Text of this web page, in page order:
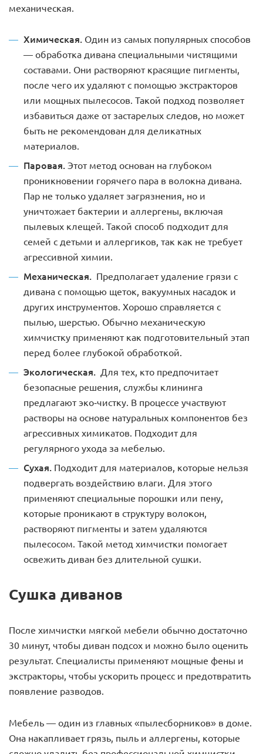
механическая.
Химическая. Один из самых популярных способов
— обработка дивана специальными чистящими
составами. Они растворяют красящие пигменты,
после чего их удаляют с помощью экстракторов
или мощных пылесосов. Такой подход позволяет
избавиться даже от застарелых следов, но может
быть не рекомендован для деликатных
материалов.
Паровая. Этот метод основан на глубоком
проникновении горячего пара в волокна дивана.
Пар не только удаляет загрязнения, но и
уничтожает бактерии и аллергены, включая
пылевых клещей. Такой способ подходит для
семей с детьми и аллергиков, так как не требует
агрессивной химии.
Механическая. Предполагает удаление грязи с
дивана с помощью щеток, вакуумных насадок и
других инструментов. Хорошо справляется с
пылью, шерстью. Обычно механическую
химчистку применяют как подготовительный этап
перед более глубокой обработкой.
Экологическая. Для тех, кто предпочитает
безопасные решения, службы клининга
предлагают эко-чистку. В процессе участвуют
растворы на основе натуральных компонентов без
агрессивных химикатов. Подходит для
регулярного ухода за мебелью.
Сухая. Подходит для материалов, которые нельзя
подвергать воздействию влаги. Для этого
применяют специальные порошки или пену,
которые проникают в структуру волокон,
растворяют пигменты и затем удаляются
пылесосом. Такой метод химчистки помогает
освежить диван без длительной сушки.
Сушка диванов
После химчистки мягкой мебели обычно достаточно
30 минут, чтобы диван подсох и можно было оценить
результат. Специалисты применяют мощные фены и
экстракторы, чтобы ускорить процесс и предотвратить
появление разводов.
Мебель — один из главных «пылесборников» в доме.
Она накапливает грязь, пыль и аллергены, которые